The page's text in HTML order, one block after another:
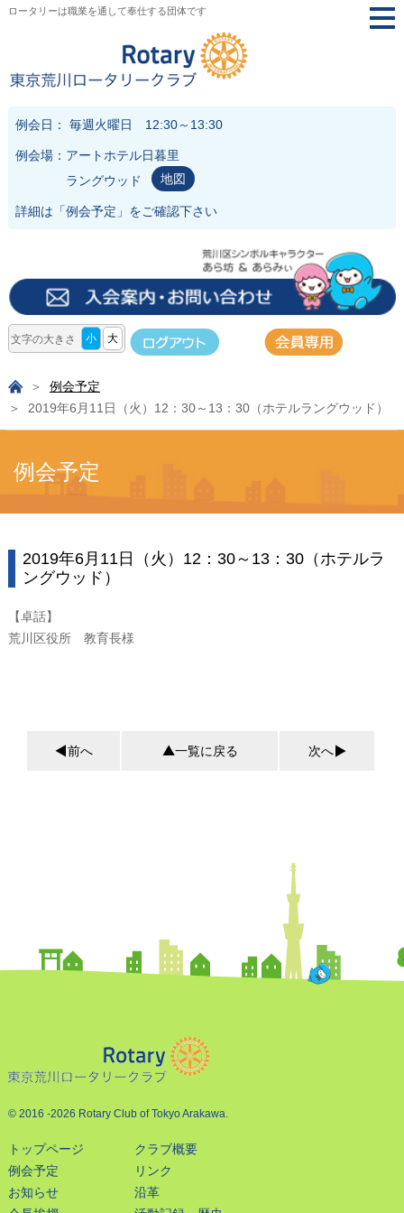
ロータリーは職業を通して奉仕する団体です
例会日： 毎週火曜日 12:30～13:30
例会場：アートホテル日暮里
ラングウッド
地図
詳細は「例会予定 」をご確認下さい
文字の大きさ 小 大
例会予定
2019年6月11日（火）12：30～13：30（ホテルラングウッド）
例会予定
2019年6月11日（火）12：30～13：30（ホテルラ
ングウッド）
【卓話】
荒川区役所 教育長様
前へ 一覧に戻る 次へ
© 2016 -2026 Rotary Club of Tokyo Arakawa.
トップページ
例会予定
お知らせ
クラブ概要
リンク
沿革